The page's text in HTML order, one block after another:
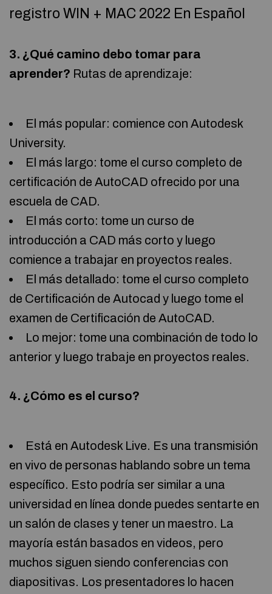
registro WIN + MAC 2022 En Español
3. ¿Qué camino debo tomar para
aprender? Rutas de aprendizaje:
El más popular: comience con Autodesk
University.
El más largo: tome el curso completo de
certificación de AutoCAD ofrecido por una
escuela de CAD.
El más corto: tome un curso de
introducción a CAD más corto y luego
comience a trabajar en proyectos reales.
El más detallado: tome el curso completo
de Certificación de Autocad y luego tome el
examen de Certificación de AutoCAD.
Lo mejor: tome una combinación de todo lo
anterior y luego trabaje en proyectos reales.
4. ¿Cómo es el curso?
Está en Autodesk Live. Es una transmisión
en vivo de personas hablando sobre un tema
específico. Esto podría ser similar a una
universidad en línea donde puedes sentarte en
un salón de clases y tener un maestro. La
mayoría están basados en videos, pero
muchos siguen siendo conferencias con
diapositivas. Los presentadores lo hacen